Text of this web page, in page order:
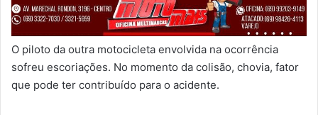
O piloto da outra motocicleta envolvida na ocorrência
sofreu escoriações. No momento da colisão, chovia, fator
que pode ter contribuído para o acidente.